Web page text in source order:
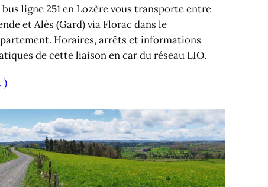
bus ligne 251 en Lozère vous transporte entre
et Alès (Gard) via Florac dans le
Horaires, arrêts et informations
de cette liaison en car du réseau LIO.
)